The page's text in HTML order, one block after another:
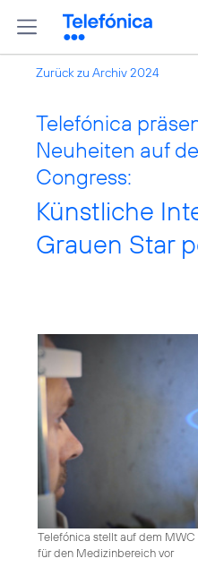
Zurück zu Archiv 2024
Telefónica
Neuheiten auf
Congress:
Künstliche
Grauen Star
Telefónica stellt auf dem
für den Medizinbereich vor